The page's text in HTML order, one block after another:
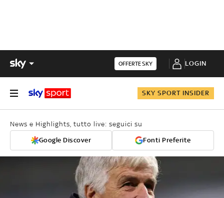
OFFERTE SKY LOGIN
SKY SPORT INSIDER
News e Highlights, tutto live: seguici su
Google Discover Fonti Preferite